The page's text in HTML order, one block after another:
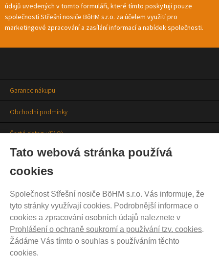
Tato webová stránka používá
cookies
Společnost Střešní nosiče BöHM s.r.o. Vás informuje, že
tyto stránky využívají cookies. Podrobnější informace o
cookies a zpracování osobních údajů naleznete v
Prohlášení o ochraně soukromí a používání tzv. cookies.
Žádáme Vás tímto o souhlas s používáním těchto
cookies.
údajů uvedených v tomto formuláři, které tímto poskytuji pouze
společnosti Střešní nosiče BöHM s.r.o. za účelem využití pro
marketingové zpracování a zasílání informací a nabídek společnosti.
Garance nákupu
Obchodní podmínky
Časté dotazy (FAQ)
Prodejny
Aktuality
Kontakty
Ochrana soukromí
Cookies nastavení